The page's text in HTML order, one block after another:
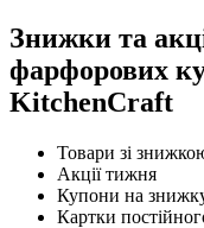
Знижки та
фарфорових
KitchenCraft
Товари зі
Акції тижня
Купони на
Картки